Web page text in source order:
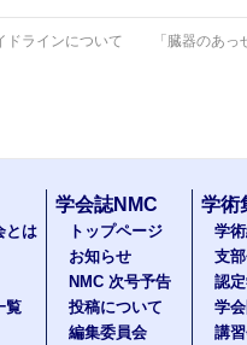
ドラインについて
「臓器のあ
とは
覧
学会誌NMC
トップページ
お知らせ
NMC 次号予告
投稿について
編集委員会
学術
学
支
認
学
講